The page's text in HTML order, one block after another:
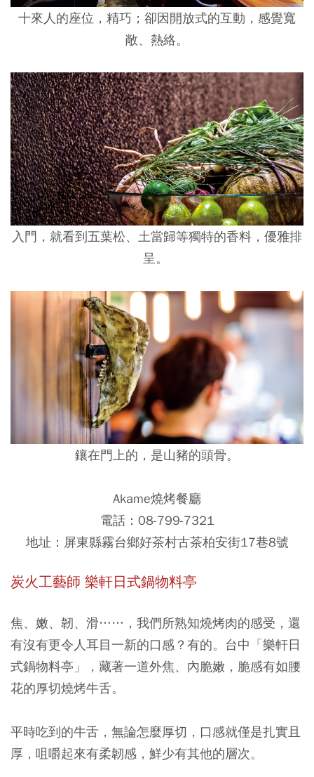
十來人的座位，精巧；卻因開放式的互動，感覺寬
敞、熱絡。
入門，就看到五葉松、土當歸等獨特的香料，優雅排
呈。
鑲在門上的，是山豬的頭骨。
Akame燒烤餐廳
電話：08-799-7321
地址：屏東縣霧台鄉好茶村古茶柏安街17巷8號
炭火工藝師 樂軒日式鍋物料亭
焦、嫩、韌、滑……，我們所熟知燒烤肉的感受，還
有沒有更令人耳目一新的口感？有的。台中「樂軒日
式鍋物料亭」，藏著一道外焦、內脆嫩，脆感有如腰
花的厚切燒烤牛舌。
平時吃到的牛舌，無論怎麼厚切，口感就僅是扎實且
厚，咀嚼起來有柔韌感，鮮少有其他的層次。